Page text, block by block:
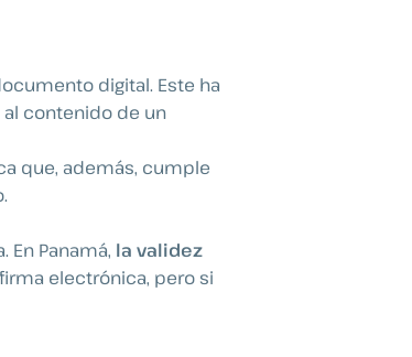
digital. Este ha
contenido de un
que, además, cumple
Panamá, la validez
electrónica, pero si